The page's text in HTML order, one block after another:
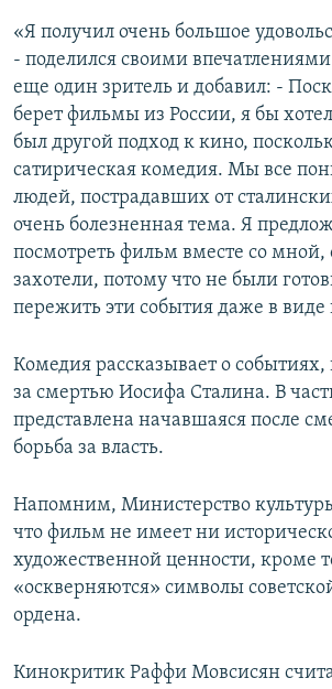
«Я получил очень большое
- поделился своими
еще один зритель и добавил: -
берет фильмы из России, я бы
был другой подход к кино,
сатирическая комедия. Мы все
людей, пострадавших от
очень болезненная тема. Я
посмотреть фильм вместе со мной,
захотели, потому что не были
пережить эти события даже в
Комедия рассказывает о
за смертью Иосифа Сталина. В
представлена начавшаяся после
борьба за власть.
Напомним, Министерство
что фильм не имеет ни
художественной ценности, кроме
«оскверняются» символы
ордена.
Кинокритик Раффи Мовсисян